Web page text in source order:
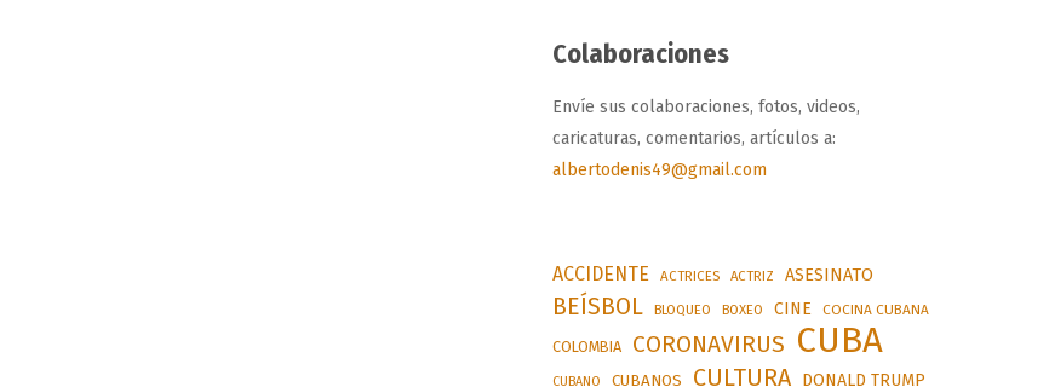
Colaboraciones
Envíe sus colaboraciones, fotos, videos,
caricaturas, comentarios, artículos a:
albertodenis49@gmail.com
ACCIDENTE ACTRICES ACTRIZ ASESINATO
BEÍSBOL BLOQUEO BOXEO CINE COCINA CUBANA
COLOMBIA CORONAVIRUS CUBA
CUBANO CUBANOS CULTURA DONALD TRUMP